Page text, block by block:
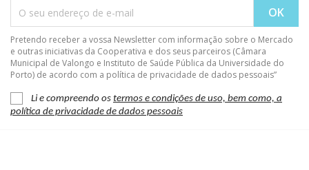
Pretendo receber a vossa Newsletter com informação sobre o Mercado
e outras iniciativas da Cooperativa e dos seus parceiros (Câmara
Municipal de Valongo e Instituto de Saúde Pública da Universidade do
Porto) de acordo com a política de privacidade de dados pessoais”
Li e compreendo os termos e condições de uso, bem como, a
política de privacidade de dados pessoais